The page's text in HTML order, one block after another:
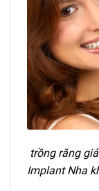
trồng răng
Implant Nha